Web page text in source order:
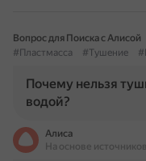
Вопрос для Поиска с Алисой
#Пластмасса
#Тушение
Почему нельзя
водой?
Алиса
На основе